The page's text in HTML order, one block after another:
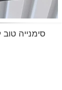
סימנייה